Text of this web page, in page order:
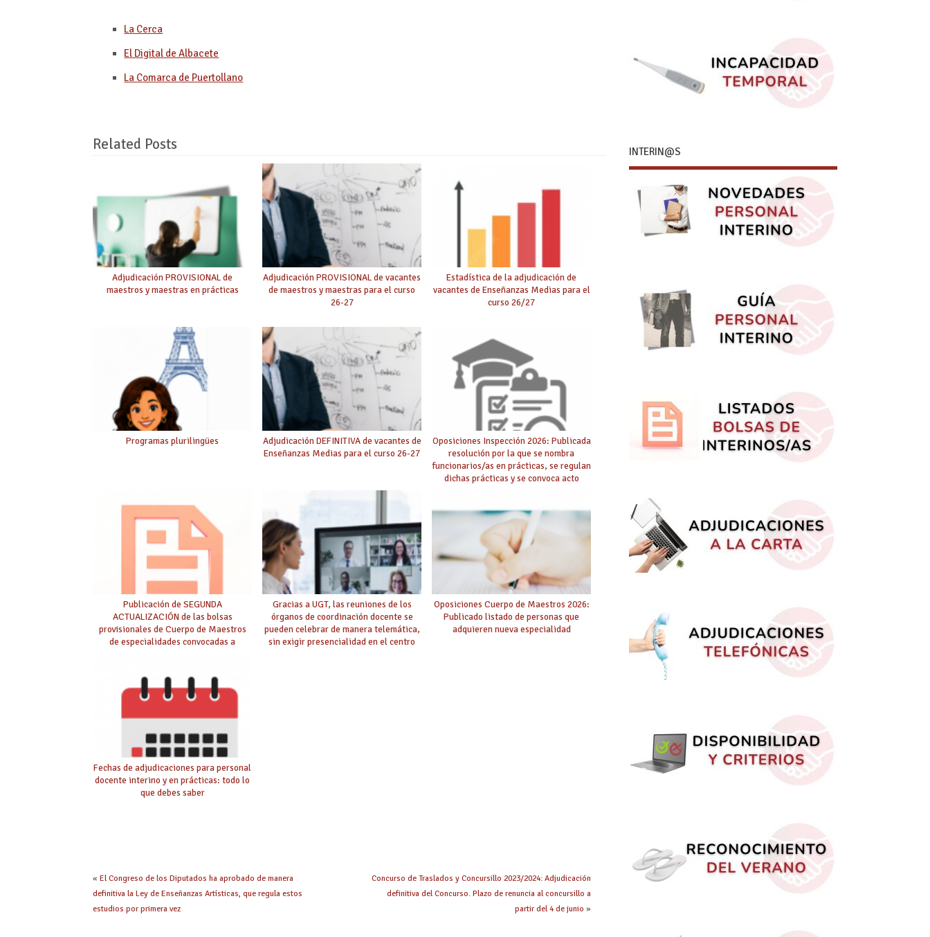
La Cerca
El Digital de Albacete
La Comarca de Puertollano
Related Posts
Adjudicación PROVISIONAL de
maestros y maestras en prácticas
Adjudicación PROVISIONAL de vacantes
de maestros y maestras para el curso
26-27
Estadística de la adjudicación de
vacantes de Enseñanzas Medias para el
curso 26/27
Programas plurilingües
Adjudicación DEFINITIVA de vacantes de
Enseñanzas Medias para el curso 26-27
Oposiciones Inspección 2026: Publicada
resolución por la que se nombra
funcionarios/as en prácticas, se regulan
dichas prácticas y se convoca acto
Publicación de SEGUNDA
ACTUALIZACIÓN de las bolsas
provisionales de Cuerpo de Maestros
de especialidades convocadas a
Gracias a UGT, las reuniones de los
órganos de coordinación docente se
pueden celebrar de manera telemática,
sin exigir presencialidad en el centro
Oposiciones Cuerpo de Maestros 2026:
Publicado listado de personas que
adquieren nueva especialidad
Fechas de adjudicaciones para personal
docente interino y en prácticas: todo lo
que debes saber
«El Congreso de los Diputados ha aprobado de manera
definitiva la Ley de Enseñanzas Artísticas, que regula estos
estudios por primera vez
Concurso de Traslados y Concursillo 2023/2024: Adjudicación
definitiva del Concurso. Plazo de renuncia al concursillo a
partir del 4 de junio »
INTERIN@S